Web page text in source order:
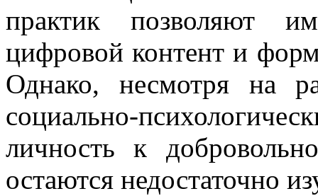
практик позволяют
цифровой контент и
Однако, несмотря на
социально-
личность к
остаются недостаточно